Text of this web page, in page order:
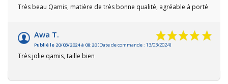
Très beau Qamis, matière de très bonne qualité, agréable à porté
Awa T.
Publié le 20/03/2024 à 08:20(Date de commande : 13/03/2024)
Très jolie qamis, taille bien